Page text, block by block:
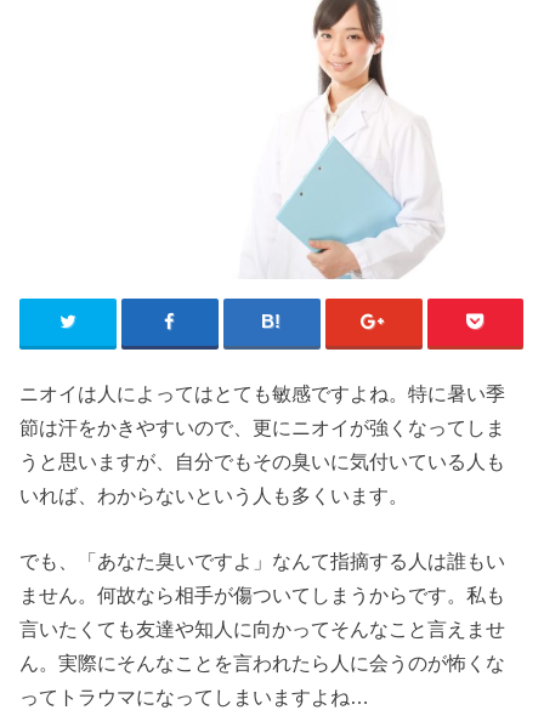
ニオイは人によってはとても敏感ですよね。特に暑い季
節は汗をかきやすいので、更にニオイが強くなってしま
うと思いますが、自分でもその臭いに気付いている人も
いれば、わからないという人も多くいます。
でも、「あなた臭いですよ」なんて指摘する人は誰もい
ません。何故なら相手が傷ついてしまうからです。私も
言いたくても友達や知人に向かってそんなこと言えませ
ん。実際にそんなことを言われたら人に会うのが怖くな
ってトラウマになってしまいますよね…